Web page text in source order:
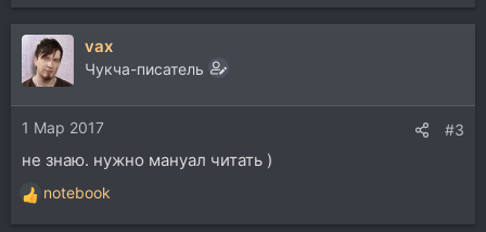
vax
Чукча-писатель
1 Мар 2017 #3
не знаю. нужно мануал читать )
Р
е
notebook